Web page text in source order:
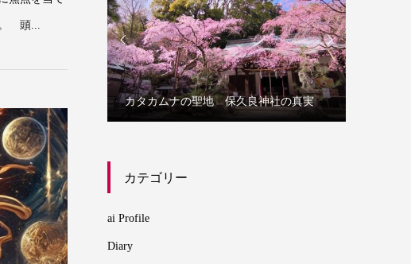
。 頭...

の聖地 保久良神社の真実
誰にでもわかる三種の神器から学ぶカタ
カムナ

カテゴリー
ai Profile
Diary